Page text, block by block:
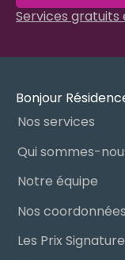
Services gratuits
Bonjour
Nos services
Qui sommes-
Notre équipe
Nos coordonnées
Les Prix Signature